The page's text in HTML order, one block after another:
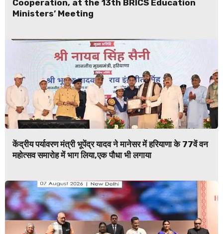
Cooperation, at the 13th BRICS Education
Ministers’ Meeting
केंद्रीय पर्यावरण मंत्री भूपेंद्र यादव ने मानेसर में हरियाणा के 77वें वन
महोत्सव समारोह में भाग लिया,एक पौधा भी लगाया